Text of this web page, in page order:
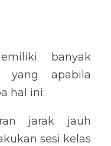
banyak
yang apabila
hal ini:
jarak jauh
sesi kelas